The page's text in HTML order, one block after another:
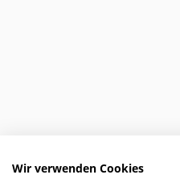
Wir verwenden Cookies